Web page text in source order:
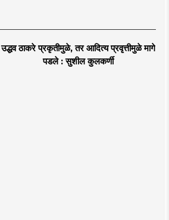
उद्धव ठाकरे प्रकृतीमुळे, तर आदित्य प्रवृत्तीमुळे मागे
पडले : सुशील कुलकर्णी